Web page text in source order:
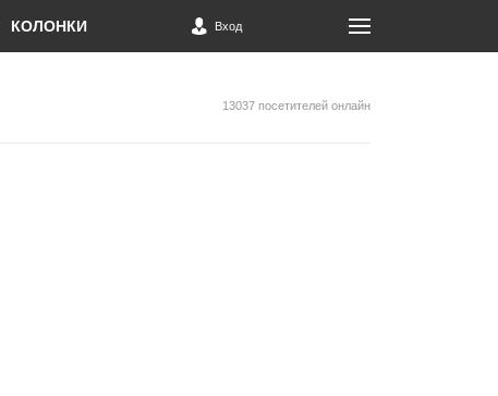
КОЛОНКИ Вход
13037 посетителей онлайн